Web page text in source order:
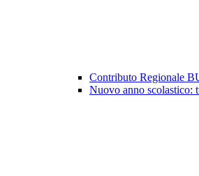
Contributo Regionale
Nuovo anno scolastico: